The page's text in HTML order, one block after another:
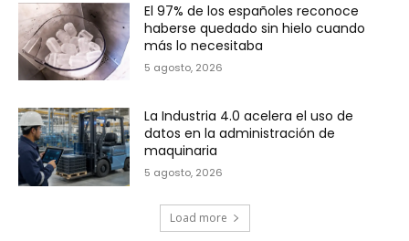
El 97% de los españoles reconoce
haberse quedado sin hielo cuando
más lo necesitaba
5 agosto, 2026
La Industria 4.0 acelera el uso de
datos en la administración de
maquinaria
5 agosto, 2026
Load more